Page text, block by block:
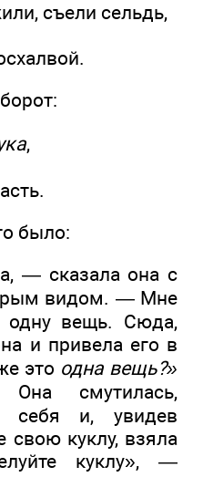
съели сельдь,
,
было:
— сказала она с
видом. — Мне
одну вещь. Сюда,
и привела его в
это одна вещь?»
смутилась,
себя и, увидев
свою куклу, взяла
куклу», —